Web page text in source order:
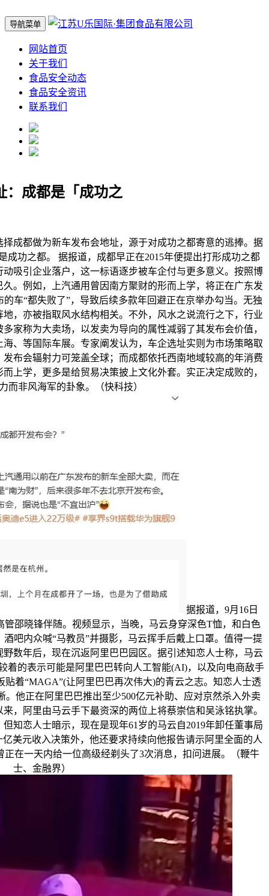
导航菜单
网站首页
关于我们
食品安全动态
食品安全资讯
联系我们
：成都是「成功之
都做为新车发布会地址，源于对成功之都寄意的逃捧。据
成功之都。 据报道，成都早正在2015年便提出打形成功之都
吸引企业落户，这一标语逐步被车企付与更多意义。按照博
。例如，上汽通用曾因南方聚财的形而上学，将正在广东发
车“都失败了”，导致后续多款年回避正在京举办勾当。无独
，亦被指取风水结构相关。不外，风水之说流行之下，行业
家称为大卖场，以发卖为导向的属性减弱了其发布会价值，
、等国际车展。专家阐发认为，车企选址实则为市场策略取
布会辐射力可笼盖全球；而成都依托西南地域较高的年消费
上学，更多是给贸易决策披上文化外套。实正决定成败的，
而非风海军的卦象。（快科技）
据报道，9月16日
邵晓锋伴随。视频显示，当晚，马云身穿深色T恤，和白色
吧内众喊“马教员”并摄影，马云挥手后戴上口罩。值得一提
数年后，现在沉返阿里巴巴园区。据引述知恋人士称，马云
着的表示可能是阿里巴巴转向人工智能(AI)，以及向电商敌手
着“MAGA”(让阿里巴巴再次伟大)的青云之志。知恋人士透
他正在阿里巴巴推出至少500亿元补助、应对京然杀入外卖
，阿里由马云手下最资深的两位上将蔡崇信和吴泳铭执掌。
知恋人士暗示，现在是现年61岁的马云自2019年卸任董事局
美元收入决策外，他还要求持续向他报告请示阿里全面的人
在一天内给一位高级经剃头了3次消息，扣问进展。（鞭牛
士、金融界）